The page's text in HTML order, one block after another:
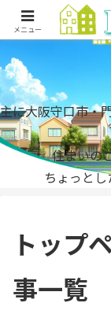
主に大阪守口市・
住まいの
ちょっとし
トップ
事一覧
メニュー